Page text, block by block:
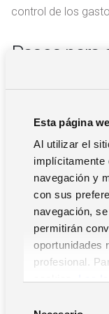
Esta página
Al utilizar el
implícitamente
navegación y
con sus
navegación,
permitirán
oportunidades
profesional.
control de los
Pasos para
realizar el
empresa.
Definir el
Para definir un
cuenta las dos
campo. Una de
presupuesto
prevén en el